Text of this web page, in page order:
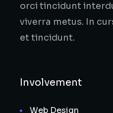
orci tincidunt
viverra metus. In
et tincidunt.
Involvement
Web Design